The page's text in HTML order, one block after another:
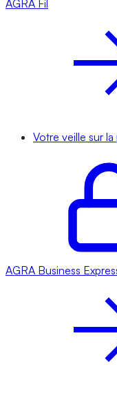
AGRA Fil
Votre veille sur
AGRA Business